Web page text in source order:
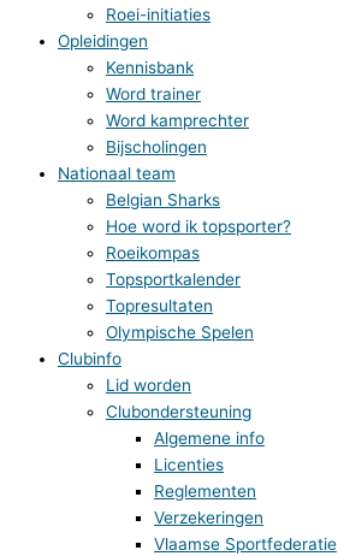
Roei-initiaties
Opleidingen
Kennisbank
Word trainer
Word kamprechter
Bijscholingen
Nationaal team
Belgian Sharks
Hoe word ik topsporter?
Roeikompas
Topsportkalender
Topresultaten
Olympische Spelen
Clubinfo
Lid worden
Clubondersteuning
Algemene info
Licenties
Reglementen
Verzekeringen
Vlaamse Sportfederatie